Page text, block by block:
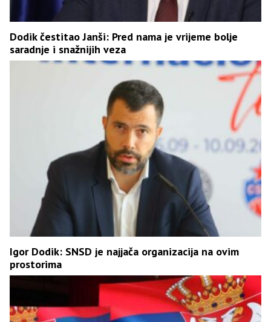
Dodik čestitao Janši: Pred nama je vrijeme bolje
saradnje i snažnijih veza
Igor Dodik: SNSD je najjača organizacija na ovim
prostorima